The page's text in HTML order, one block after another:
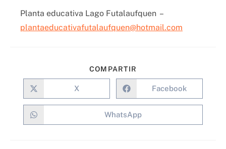
Planta educativa Lago Futalaufquen –
plantaeducativafutalaufquen@hotmail.com
COMPARTIR
X Facebook
WhatsApp